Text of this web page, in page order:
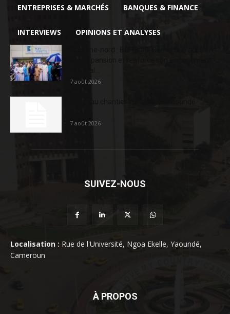
ENTREPRISES & MARCHÉS BANQUES & FINANCE
INTERVIEWS OPINIONS ET ANALYSES
7 août 2026
7 août 2026
SUIVEZ-NOUS
Localisation : Rue de l'Université, Ngoa Ekelle, Yaoundé,
Cameroun
À PROPOS